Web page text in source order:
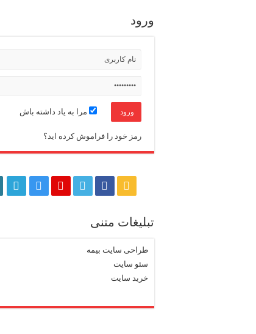
ورود
مرا به یاد داشته باش
رمز خود را فراموش کرده اید؟
تبلیغات متنی
طراحی سایت بیمه
سئو سایت
خرید سایت